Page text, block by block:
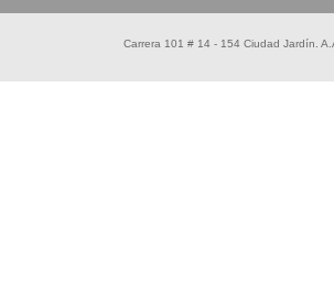
Carrera 101 # 14 - 154 Ciudad Jardín.